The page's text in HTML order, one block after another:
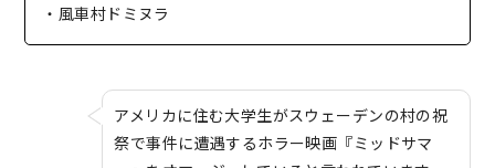
・風車村ドミヌラ
アメリカに住む大学生がスウェーデンの村の祝
祭で事件に遭遇するホラー映画『ミッドサマ